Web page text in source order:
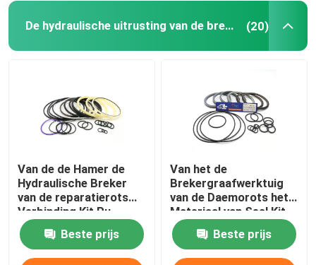
Graafwerktuig Spare Parts
Afdichtingsset voor lader
De hydraulische uitrusting van de brekerverbinding (20)
Van de de Hamer de
Hydraulische Breker
van de reparatierots
Verbinding Kit Pu
Rubber For Sb 81
Beste prijs
Van het de
Brekergraafwerktuig
van de Daemorots het
Materiaal van Seal Kit
PTFE voor DMB 140
Beste prijs